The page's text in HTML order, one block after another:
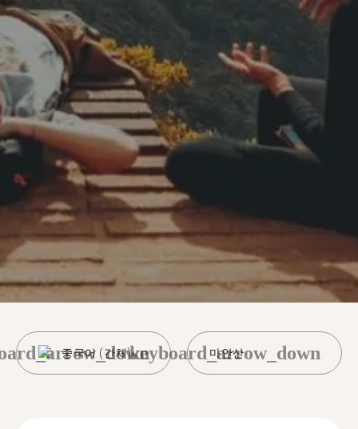
중국어 (간체) 마안산
keyboard_arrow_down